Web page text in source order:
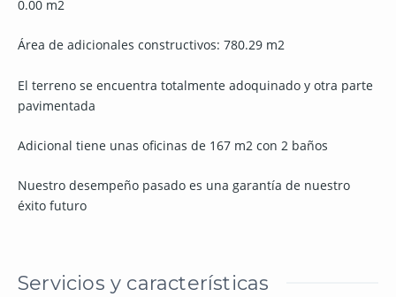
0.00 m2
Área de adicionales constructivos: 780.29 m2
El terreno se encuentra totalmente adoquinado y otra parte
pavimentada
Adicional tiene unas oficinas de 167 m2 con 2 baños
Nuestro desempeño pasado es una garantía de nuestro
éxito futuro
Servicios y características